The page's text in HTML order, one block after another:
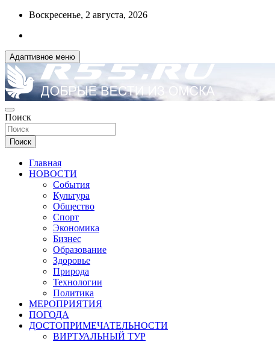
Перейти
содержимому
Воскресенье, 2 августа, 2026
Адаптивное меню
R55.RU
ДОБРЫЕ ВЕСТИ ИЗ ОМСКА
Поиск
Поиск
Главная
НОВОСТИ
События
Культура
Общество
Спорт
Экономика
Бизнес
Образование
Здоровье
Природа
Технологии
Политика
МЕРОПРИЯТИЯ
ПОГОДА
ДОСТОПРИМЕЧАТЕЛЬНОСТИ
ВИРТУАЛЬНЫЙ ТУР